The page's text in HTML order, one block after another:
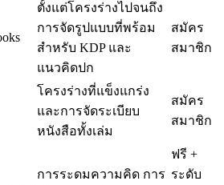
ตั้งแต่โครงร่างไปจนถึง
การจัดรูปแบบที่พร้อม
สำหรับ KDP และ
แนวคิดปก
สมัคร
สมาชิก
โครงร่างที่แข็งแกร่ง
และการจัดระเบียบ
หนังสือทั้งเล่ม
สมัคร
สมาชิก
การระดมความคิด การ
ฟรี +
ระดับ